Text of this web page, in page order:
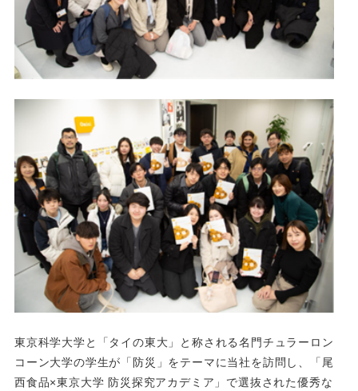
東京科学大学と「タイの東大」と称される名門チュラーロン
コーン大学の学生が「防災」をテーマに当社を訪問し、「尾
西食品×東京大学 防災探究アカデミア」で選抜された優秀な